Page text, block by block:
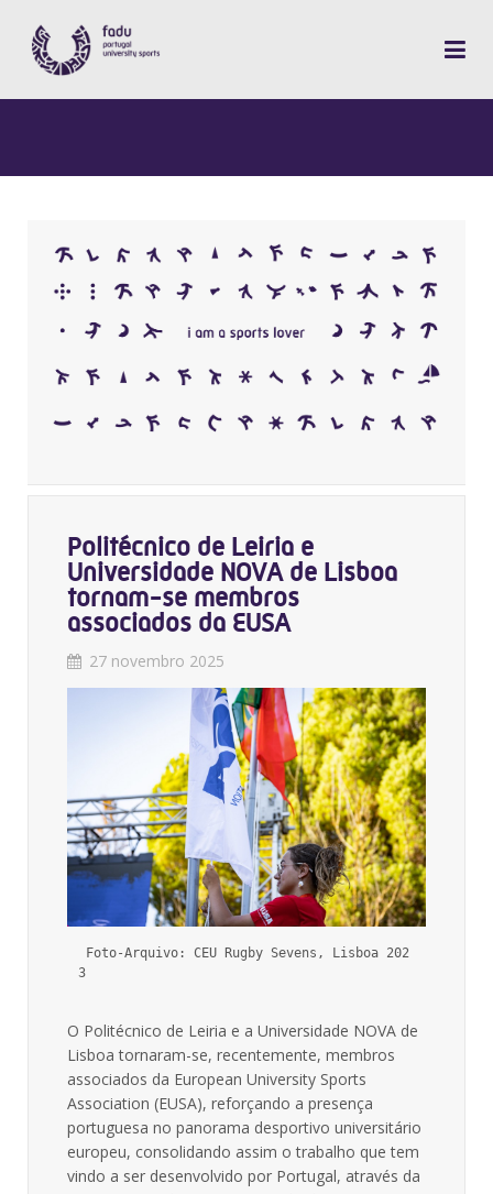
Politécnico de Leiria e
Universidade NOVA de Lisboa
tornam-se membros
associados da EUSA
27 novembro 2025
Foto-Arquivo: CEU Rugby Sevens, Lisboa 202
3
O Politécnico de Leiria e a Universidade NOVA de
Lisboa tornaram-se, recentemente, membros
associados da European University Sports
Association (EUSA), reforçando a presença
portuguesa no panorama desportivo universitário
europeu, consolidando assim o trabalho que tem
vindo a ser desenvolvido por Portugal, através da